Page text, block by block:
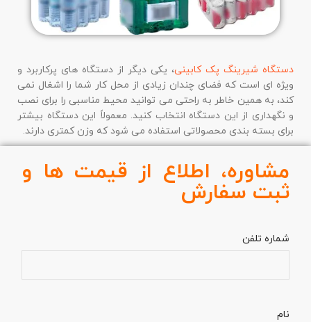
دستگاه شیرینگ پک کابینی، یکی دیگر از دستگاه های پرکاربرد و
ویژه ای است که فضای چندان زیادی از محل کار شما را اشغال نمی
کند، به همین خاطر به راحتی می توانید محیط مناسبی را برای نصب
و نگهداری از این دستگاه انتخاب کنید. معمولاً این دستگاه بیشتر
برای بسته بندی محصولاتی استفاده می شود که وزن کمتری دارند.
مشاوره، اطلاع از قیمت ها و
ثبت سفارش
شماره تلفن
نام